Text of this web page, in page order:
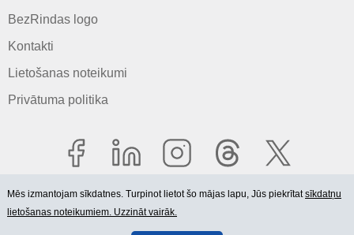
BezRindas logo
Kontakti
Lietošanas noteikumi
Privātuma politika
© 2006-2026 SIA "BEZRINDAS.LV".
Mēs izmantojam sīkdatnes. Turpinot lietot šo mājas lapu, Jūs piekrītatsīkdatņu
lietošanas noteikumiem. Uzzināt vairāk.